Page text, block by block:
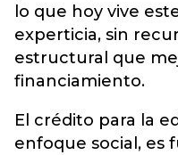
lo que hoy vive
experticia, sin
estructural que
financiamiento.
El crédito para la
enfoque social, es